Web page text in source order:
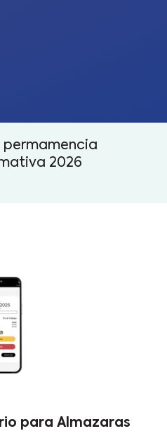
permamencia
2026
para Almazaras